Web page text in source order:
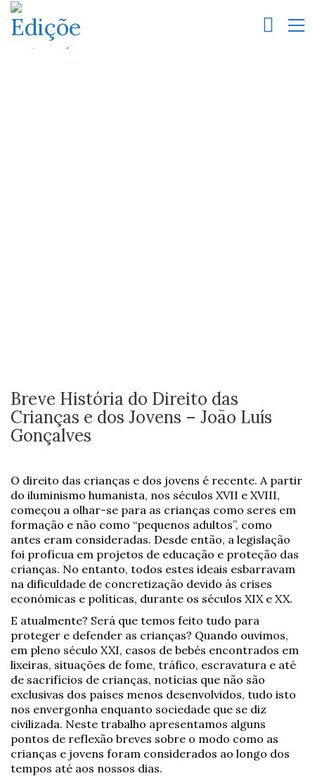
Breve História do Direito das
Crianças e dos Jovens – João Luís
Gonçalves
O direito das crianças e dos jovens é recente. A partir
do iluminismo humanista, nos séculos XVII e XVIII,
começou a olhar-se para as crianças como seres em
formação e não como “pequenos adultos”, como
antes eram consideradas. Desde então, a legislação
foi profícua em projetos de educação e proteção das
crianças. No entanto, todos estes ideais esbarravam
na dificuldade de concretização devido às crises
económicas e políticas, durante os séculos XIX e XX.
E atualmente? Será que temos feito tudo para
proteger e defender as crianças? Quando ouvimos,
em pleno século XXI, casos de bebés encontrados em
lixeiras, situações de fome, tráfico, escravatura e até
de sacrifícios de crianças, notícias que não são
exclusivas dos países menos desenvolvidos, tudo isto
nos envergonha enquanto sociedade que se diz
civilizada. Neste trabalho apresentamos alguns
pontos de reflexão breves sobre o modo como as
crianças e jovens foram considerados ao longo dos
tempos até aos nossos dias.